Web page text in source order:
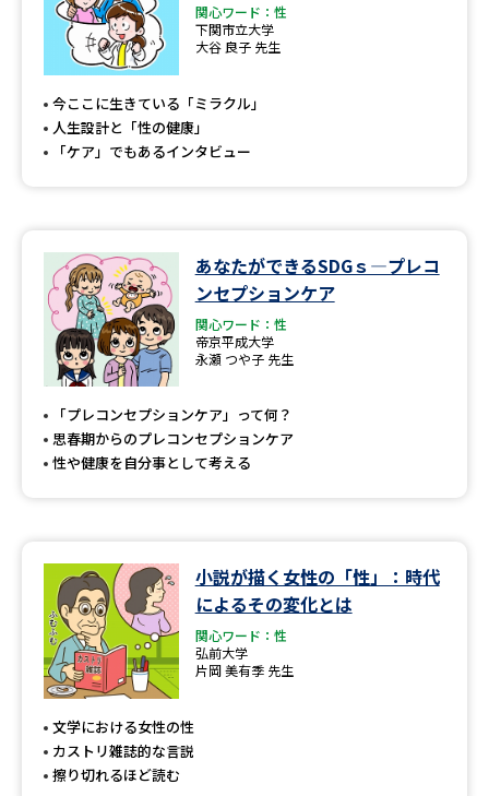
来場型・Web型イベント特集 夢ナビライブ
受験準備
先輩が入学を決めた理由 テレメール全国一斉進学調査
新生活お役立ちガイド
学問発見
学問のミニ講義「夢ナビ講義」 学問分野解説
学問の教科書
ユーザーサポート
Ｑ＆Ａ よくあるご質問
関心ワード：性
下関市立大学
大谷 良子 先生
今ここに生きている「ミラクル」
人生設計と「性の健康」
「ケア」でもあるインタビュー
あなたができるSDGｓ―プレコ
ンセプションケア
関心ワード：性
帝京平成大学
永瀬 つや子 先生
「プレコンセプションケア」って何？
思春期からのプレコンセプションケア
性や健康を自分事として考える
小説が描く女性の「性」：時代
によるその変化とは
関心ワード：性
弘前大学
片岡 美有季 先生
文学における女性の性
カストリ雑誌的な言説
擦り切れるほど読む